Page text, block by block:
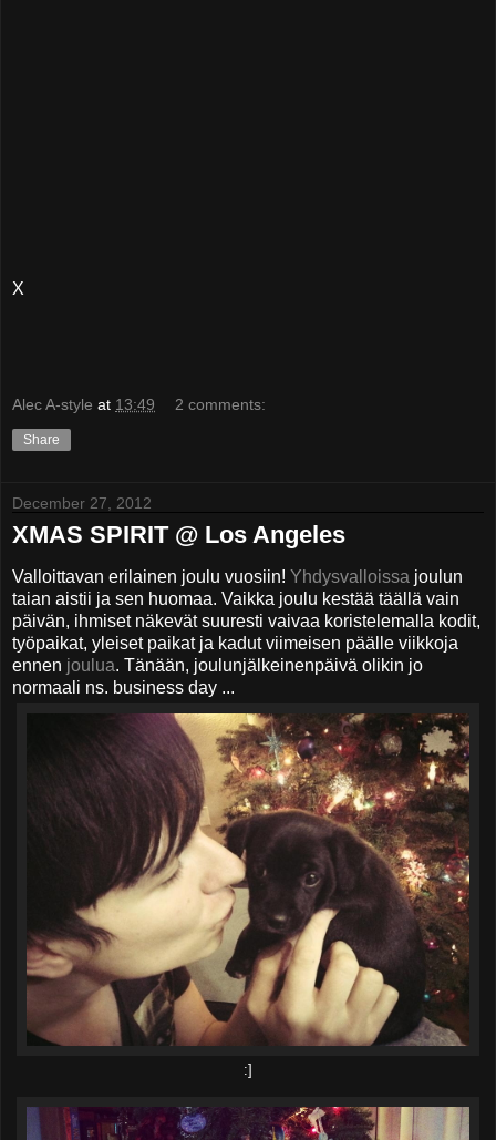
X
Alec A-style at 13:49 2 comments:
Share
December 27, 2012
XMAS SPIRIT @ Los Angeles
Valloittavan erilainen joulu vuosiin! Yhdysvalloissa joulun
taian aistii ja sen huomaa. Vaikka joulu kestää täällä vain
päivän, ihmiset näkevät suuresti vaivaa koristelemalla kodit,
työpaikat, yleiset paikat ja kadut viimeisen päälle viikkoja
ennen joulua. Tänään, joulunjälkeinenpäivä olikin jo
normaali ns. business day ...
:]